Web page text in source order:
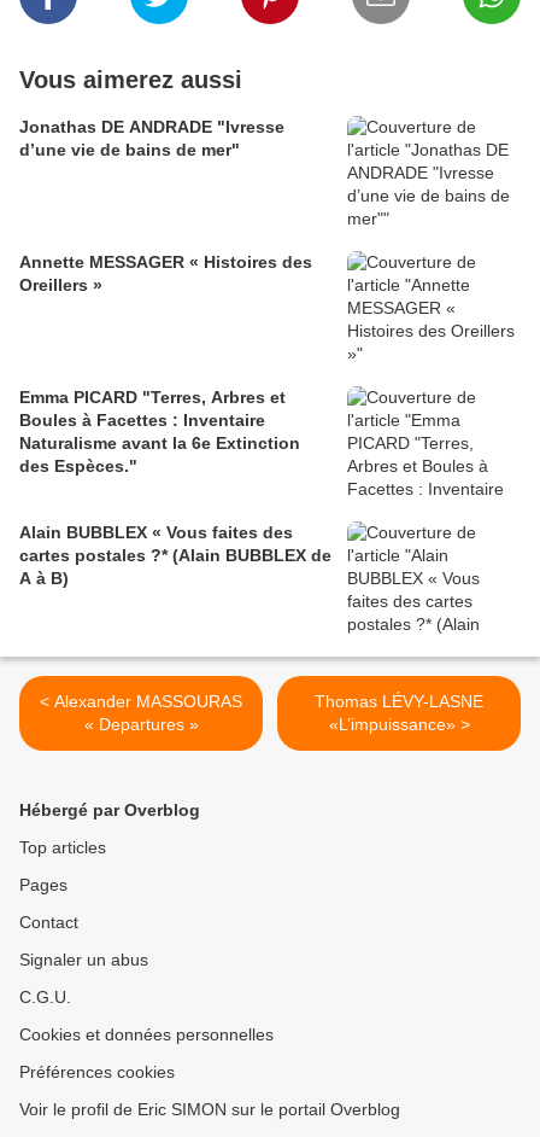
Vous aimerez aussi
Jonathas DE ANDRADE "Ivresse
d’une vie de bains de mer"
Annette MESSAGER « Histoires des
Oreillers »
Emma PICARD "Terres, Arbres et
Boules à Facettes : Inventaire
Naturalisme avant la 6e Extinction
des Espèces."
Alain BUBBLEX « Vous faites des
cartes postales ?* (Alain BUBBLEX de
A à B)
< Alexander MASSOURAS
« Departures »
Thomas LÉVY-LASNE
«L’impuissance» >
Hébergé par Overblog
Top articles
Pages
Contact
Signaler un abus
C.G.U.
Cookies et données personnelles
Préférences cookies
Voir le profil de Eric SIMON sur le portail Overblog